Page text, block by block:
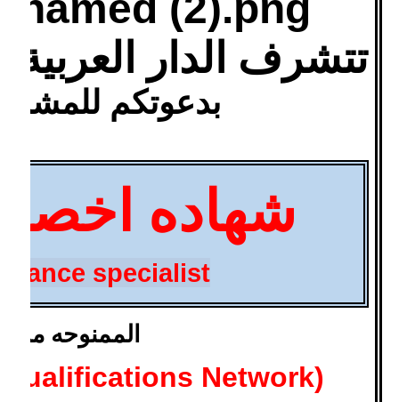
تتشرف الدار العربية
بدعوتكم
شهاده
specialist
الممنوحه من:
Network)